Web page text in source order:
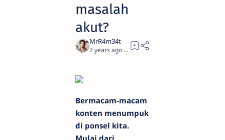
masalah
akut?
2 years ago 7
Bermacam-macam
konten menumpuk
di ponsel kita.
Mulai dari